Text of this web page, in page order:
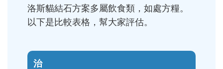
洛斯貓結石方案多屬飲食類，如處方糧。
以下是比較表格，幫大家評估。
治